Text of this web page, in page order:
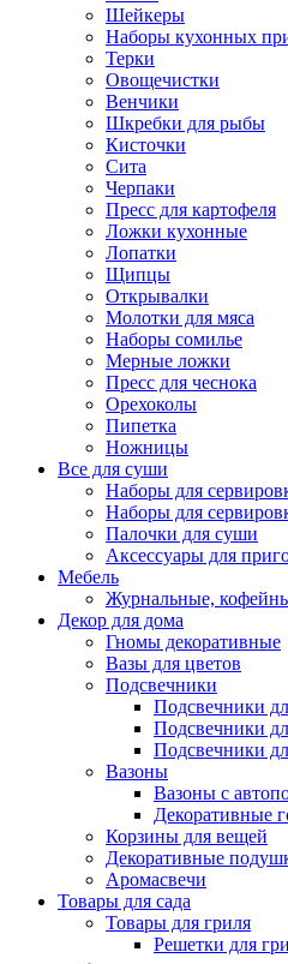
Шейкеры
Наборы кухонных
Терки
Овощечистки
Венчики
Шкребки для рыбы
Кисточки
Сита
Черпаки
Пресс для картофеля
Ложки кухонные
Лопатки
Щипцы
Открывалки
Молотки для мяса
Наборы сомилье
Мерные ложки
Пресс для чеснока
Орехоколы
Пипетка
Ножницы
Все для суши
Наборы для
Наборы для
Палочки для суши
Аксессуары для
Мебель
Журнальные,
Декор для дома
Гномы декоративные
Вазы для цветов
Подсвечники
Подсвечники
Подсвечники
Подсвечники
Вазоны
Вазоны с
Декоративные
Корзины для вещей
Декоративные
Аромасвечи
Товары для сада
Товары для гриля
Решетки для